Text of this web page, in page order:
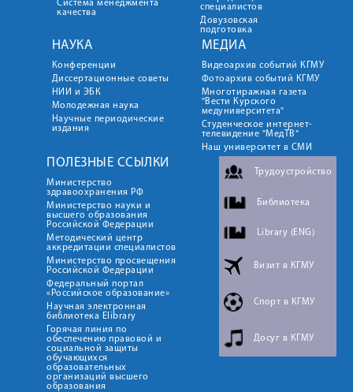
Система менеджмента
качества
специалистов
Довузовская
подготовка
НАУКА
Конференции
Диссертационные советы
НИИ и ЭБК
Молодежная наука
Научные периодические
издания
МЕДИА
Видеоархив событий КГМУ
Фотоархив событий КГМУ
Многотиражная газета
"Вести Курского
медуниверситета"
Студенческое интернет-
телевидение "МедТВ"
Наш университет в СМИ
ПОЛЕЗНЫЕ ССЫЛКИ
Министерство
здравоохранения РФ
Министерство науки и
высшего образования
Российской Федерации
Методический центр
аккредитации специалистов
Министерство просвещения
Российской Федерации
Федеральный портал
«Российское образование»
Научная электронная
библиотека Elibrary
Горячая линия по
обеспечению правовой и
социальной защиты
обучающихся
образовательных
организаций высшего
образования
Трудоустройство
Библиотека
Library (ENG)
Визит в КГМУ
Спорт в КГМУ
Досуг в КГМУ